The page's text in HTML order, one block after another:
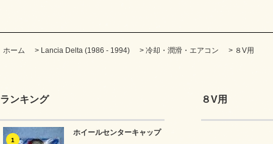
ホーム > Lancia Delta (1986 - 1994) > 冷却・潤滑・エアコン > ８V用
ランキング
1
ホイールセンターキャップ
８V用